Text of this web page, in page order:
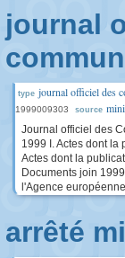
journal
type journal officiel des
1999009303 source
Journal officiel des
1999 I. Actes dont
Actes dont la
Documents join
l'Agence
arrêté